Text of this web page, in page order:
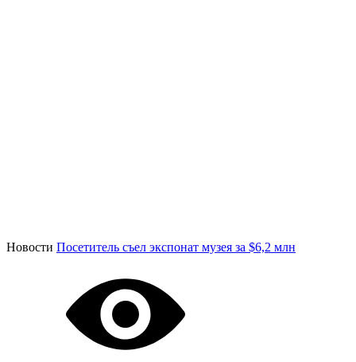
Новости Посетитель съел экспонат музея за $6,2 млн